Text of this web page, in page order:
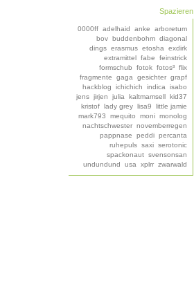
Spazieren
0000ff adelhaid anke
arboretum
bov buddenbohm diagonal
dings erasmus etosha
exdirk
extramittel fabe
feinstrick
formschub
fotok fotos³ flix
fragmente
gaga gesichter grapf
hackblog
ichichich indica
isabo
jens jirjen julia kaltmamsell kid37
kristof lady grey lisa9
little jamie
mark793
mequito moni monolog
nachtschwester novemberregen
pappnase
peddi percanta
ruhepuls saxi serotonic
spackonaut svensonsan
undundund
usa xplrr zwarwald